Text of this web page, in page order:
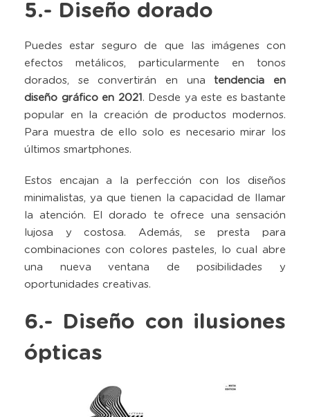
5.- Diseño dorado
Puedes estar seguro de que las imágenes con
efectos metálicos, particularmente en tonos
dorados, se convertirán en unatendencia en
diseño gráfico en 2021. Desde ya este es bastante
popular en la creación de productos modernos.
Para muestra de ello solo es necesario mirar los
últimos smartphones.
Estos encajan a la perfección con los diseños
minimalistas, ya que tienen la capacidad de llamar
la atención. El dorado te ofrece una sensación
lujosa y costosa. Además, se presta para
combinaciones con colores pasteles, lo cual abre
una nueva ventana de posibilidades y
oportunidades creativas.
6.- Diseño con ilusiones
ópticas